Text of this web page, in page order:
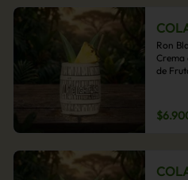
Ron
Crema
de